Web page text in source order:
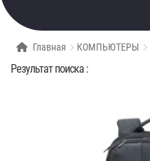
Главная КОМПЬЮТЕРЫ
Результат поиска :